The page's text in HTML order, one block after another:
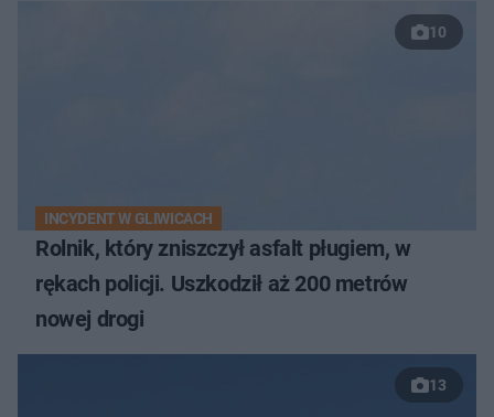
10
INCYDENT W GLIWICACH
Rolnik, który zniszczył asfalt pługiem, w
rękach policji. Uszkodził aż 200 metrów
nowej drogi
13